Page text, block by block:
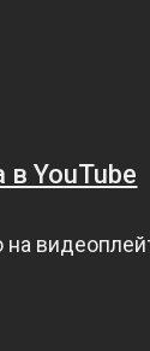
в YouTube
на